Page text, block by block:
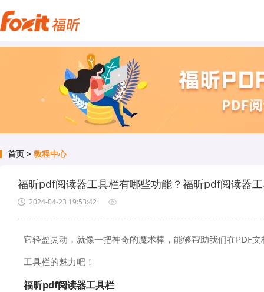
首页 > 教程中心
福昕pdf阅读器工具栏有哪些功能？福昕pdf阅读器
2024-04-23 19:53:42
它轻盈灵动，就像一把神奇的魔术棒，能够帮助我们在PDF
工具栏的魅力吧！
福昕pdf阅读器工具栏